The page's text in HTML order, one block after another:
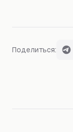
Поделиться: